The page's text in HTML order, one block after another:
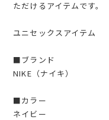
ただけるアイテムです。
ユニセックスアイテム
■ブランド
NIKE（ナイキ）
■カラー
ネイビー